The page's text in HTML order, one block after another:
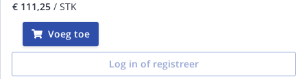
€ 111,25 / STK
Voeg toe
Log in of registreer